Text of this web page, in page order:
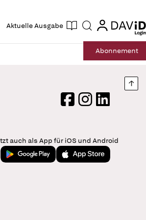
Aktuelle Ausgabe Suche login
login
Abonnement
FacebookInstagram
LinkedIn
auch als App für iOS und Android
Jetzt bei Google PlayLaden im App Store